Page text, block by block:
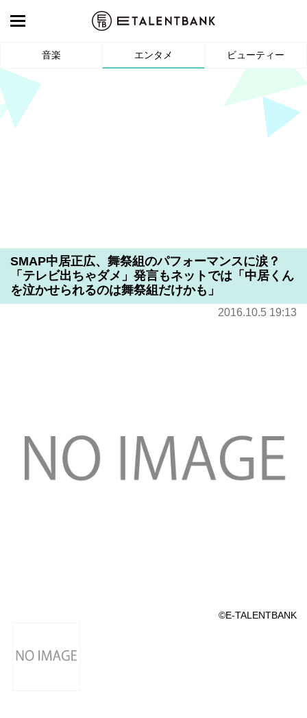
音楽 エンタメ ビューティー
SMAP中居正広、舞祭組のパフォーマンスに涙？
「テレビ出ちゃダメ」発言もネットでは「中居くん
を泣かせられるのは舞祭組だけかも」
2016.10.5 19:13
©E-TALENTBANK